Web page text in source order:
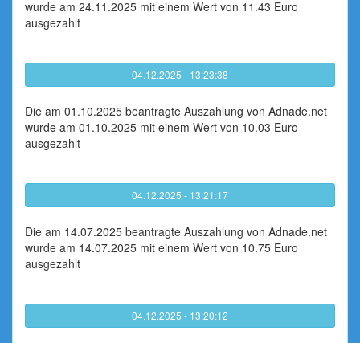
wurde am 24.11.2025 mit einem Wert von 11.43 Euro
ausgezahlt
04.12.2025 - 13:23:38
Die am 01.10.2025 beantragte Auszahlung von Adnade.net
wurde am 01.10.2025 mit einem Wert von 10.03 Euro
ausgezahlt
04.12.2025 - 13:21:17
Die am 14.07.2025 beantragte Auszahlung von Adnade.net
wurde am 14.07.2025 mit einem Wert von 10.75 Euro
ausgezahlt
04.12.2025 - 13:20:12